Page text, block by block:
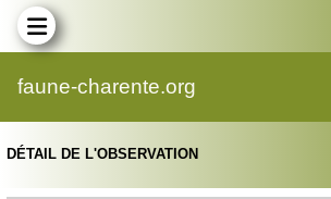
faune-charente.org
DÉTAIL DE L'OBSERVATION